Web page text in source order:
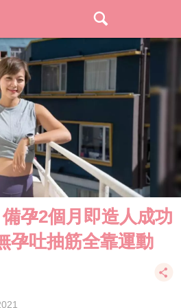
孕2個月即造人成功
孕吐抽筋全靠運動